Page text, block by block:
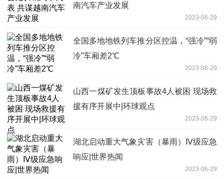
南汽车产业发展
2023-06-29
全国多地地铁列车推分区控温，“强冷”“弱
冷”车厢差2℃
2023-06-29
山西一煤矿发生顶板事故4人被困 现场救
援有序开展中|环球观点
2023-06-29
湖北启动重大气象灾害（暴雨）Ⅳ级应急
响应|世界热闻
2023-06-29